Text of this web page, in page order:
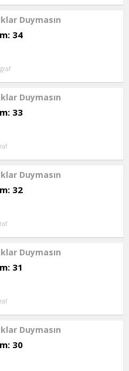
Duymasın
34
Duymasın
33
Duymasın
32
Duymasın
31
Duymasın
30